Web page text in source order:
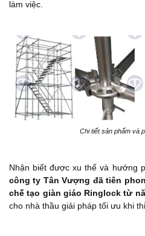
làm việc.
Chi tiết sản phẩm và
Nhận biết được xu thế và hướng
công ty Tân Vượng đã tiên
chế tạo giàn giáo Ringlock từ
cho nhà thầu giải pháp tối ưu khi